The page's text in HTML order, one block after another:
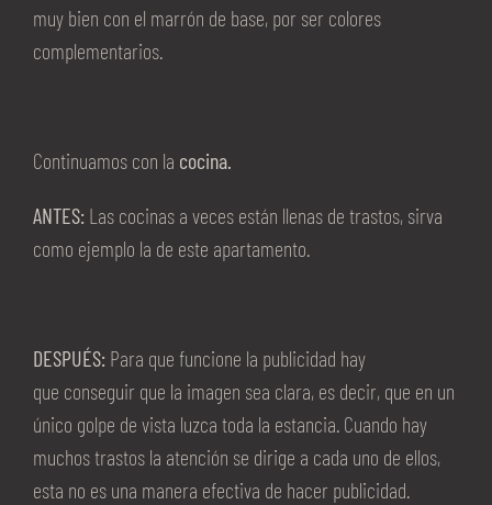
muy bien con el marrón de base, por ser colores
complementarios.
Continuamos con la cocina.
ANTES: Las cocinas a veces están llenas de trastos, sirva
como ejemplo la de este apartamento.
DESPUÉS: Para que funcione la publicidad hay
que conseguir que la imagen sea clara, es decir, que en un
único golpe de vista luzca toda la estancia. Cuando hay
muchos trastos la atención se dirige a cada uno de ellos,
esta no es una manera efectiva de hacer publicidad.